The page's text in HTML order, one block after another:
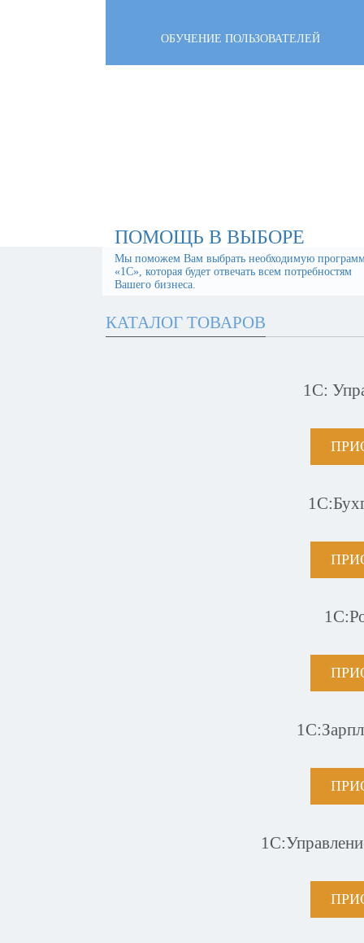
ОБУЧЕНИЕ ПОЛЬЗОВАТЕЛЕЙ
ПОМОЩЬ В ВЫБОРЕ
Мы поможем Вам выбрать необходимую
«1С», которая будет отвечать всем потребностям
Вашего бизнеса.
КАТАЛОГ ТОВАРОВ
1С: